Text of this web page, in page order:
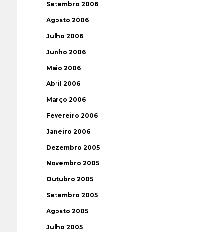
Setembro 2006
Agosto 2006
Julho 2006
Junho 2006
Maio 2006
Abril 2006
Março 2006
Fevereiro 2006
Janeiro 2006
Dezembro 2005
Novembro 2005
Outubro 2005
Setembro 2005
Agosto 2005
Julho 2005